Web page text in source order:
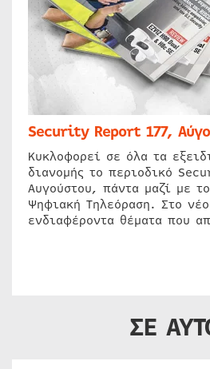
Security Report 177,
Κυκλοφορεί σε όλα τα
διανομής το περιοδικό
Αυγούστου, πάντα μαζί με
Ψηφιακή Τηλεόραση. Στο
ενδιαφέροντα θέματα που
ΣΕ